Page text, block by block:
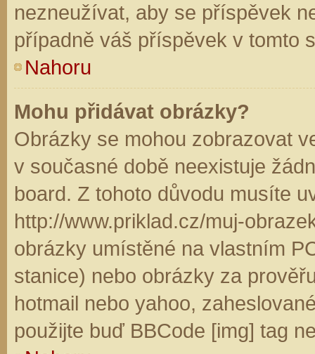
nezneužívat, aby se příspěvek
případně váš příspěvek v tomto
Nahoru
Mohu přidávat obrázky?
Obrázky se mohou zobrazovat
v současné době neexistuje
board. Z tohoto důvodu musíte
http://www.priklad.cz/muj-
obrázky umístěné na vlastním
stanice) nebo obrázky za
hotmail nebo yahoo,
použijte buď BBCode [img] tag